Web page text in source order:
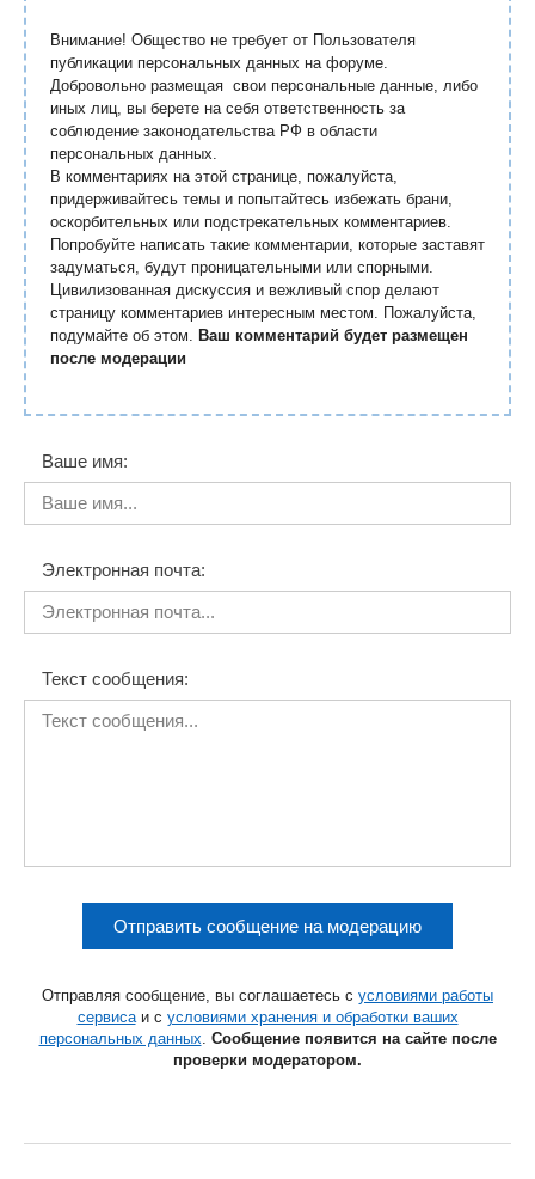
Внимание! Общество не требует от Пользователя
публикации персональных данных на форуме.
Добровольно размещая свои персональные данные, либо
иных лиц, вы берете на себя ответственность за
соблюдение законодательства РФ в области
персональных данных.
В комментариях на этой странице, пожалуйста,
придерживайтесь темы и попытайтесь избежать брани,
оскорбительных или подстрекательных комментариев.
Попробуйте написать такие комментарии, которые заставят
задуматься, будут проницательными или спорными.
Цивилизованная дискуссия и вежливый спор делают
страницу комментариев интересным местом. Пожалуйста,
подумайте об этом. Ваш комментарий будет размещен
после модерации
Ваше имя:
Электронная почта:
Текст сообщения:
Отправить сообщение на модерацию
Отправляя сообщение, вы соглашаетесь с условиями работы
сервисаи с условиями хранения и обработки ваших
персональных данных. Сообщение появится на сайте после
проверки модератором.